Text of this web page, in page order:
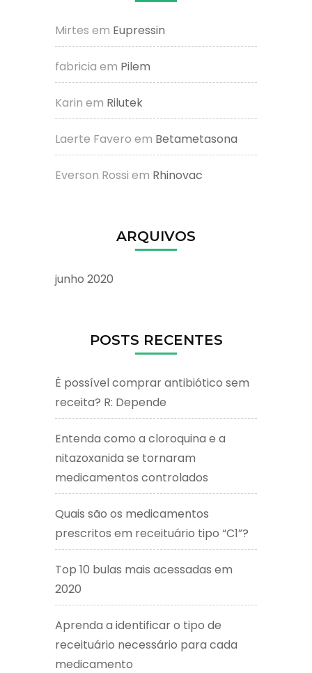
Mirtes em Eupressin
fabricia em Pilem
Karin em Rilutek
Laerte Favero em Betametasona
Everson Rossi em Rhinovac
ARQUIVOS
junho 2020
POSTS RECENTES
É possível comprar antibiótico sem
receita? R: Depende
Entenda como a cloroquina e a
nitazoxanida se tornaram
medicamentos controlados
Quais são os medicamentos
prescritos em receituário tipo “C1”?
Top 10 bulas mais acessadas em
2020
Aprenda a identificar o tipo de
receituário necessário para cada
medicamento